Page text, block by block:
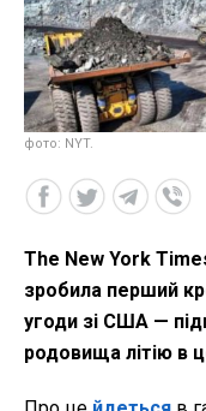
фото: NYT.
The New York
зробила перший
угоди зі США —
родовища літію в